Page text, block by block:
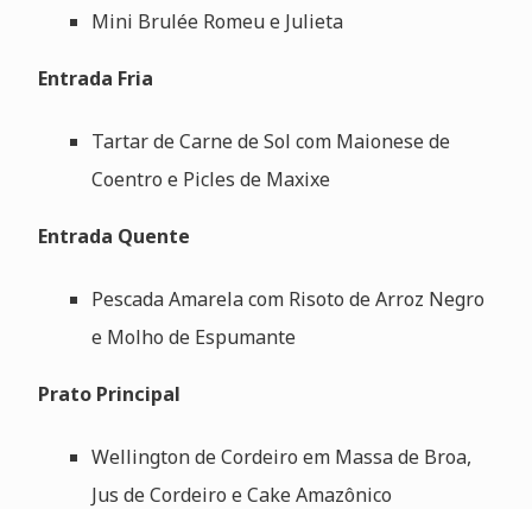
Mini Brulée Romeu e Julieta
Entrada Fria
Tartar de Carne de Sol com Maionese de
Coentro e Picles de Maxixe
Entrada Quente
Pescada Amarela com Risoto de Arroz Negro
e Molho de Espumante
Prato Principal
Wellington de Cordeiro em Massa de Broa,
Jus de Cordeiro e Cake Amazônico